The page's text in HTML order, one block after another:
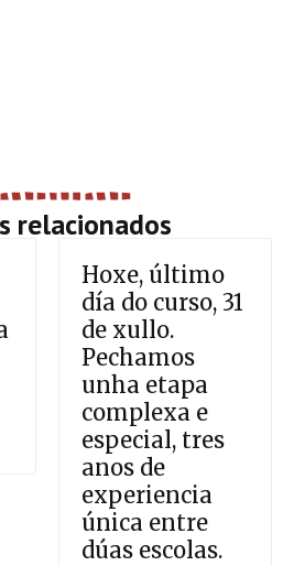
relacionados
Hoxe, último
día do curso, 31
de xullo.
Pechamos
unha etapa
complexa e
especial, tres
anos de
experiencia
única entre
dúas escolas.